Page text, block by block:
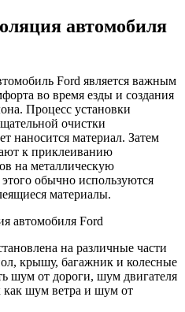
автомобиля
Ford является важным
во время езды и создания
Процесс установки
очистки
наносится материал. Затем
к приклеиванию
на металлическую
обычно используются
материалы.
на различные части
крышу, багажник и колесные
шум от дороги, шум двигателя
как шум ветра и шум от